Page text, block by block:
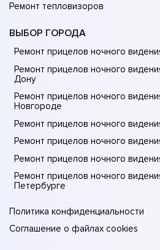
Ремонт тепловизоров
ВЫБОР ГОРОДА
Ремонт прицелов ночного
Ремонт прицелов ночного
Донy
Ремонт прицелов ночного
Новгороде
Ремонт прицелов ночного
Ремонт прицелов ночного
Ремонт прицелов ночного
Ремонт прицелов ночного
Петербурге
Политика конфиденциальности
Соглашение о файлах cookies